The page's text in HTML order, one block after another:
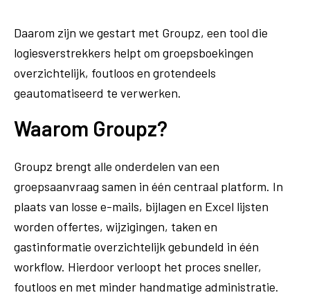
Daarom zijn we gestart met Groupz, een tool die
logiesverstrekkers helpt om groepsboekingen
overzichtelijk, foutloos en grotendeels
geautomatiseerd te verwerken.
Waarom Groupz?
Groupz brengt alle onderdelen van een
groepsaanvraag samen in één centraal platform. In
plaats van losse e-mails, bijlagen en Excel lijsten
worden offertes, wijzigingen, taken en
gastinformatie overzichtelijk gebundeld in één
workflow. Hierdoor verloopt het proces sneller,
foutloos en met minder handmatige administratie.